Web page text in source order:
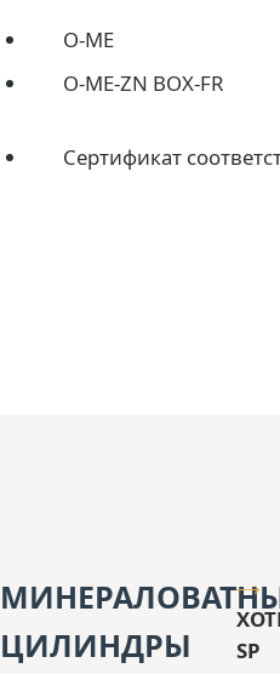
O-ME
O-МЕ-ZN BOX-FR
Сертификат
ЦИЛИНДРЫ
SP